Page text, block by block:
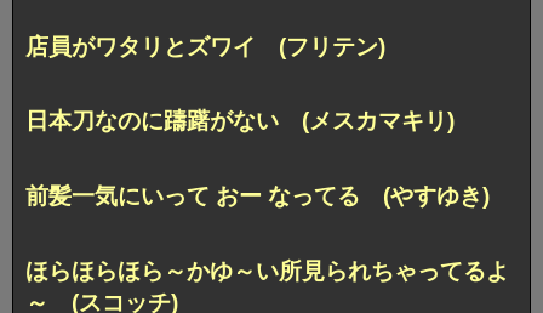
店員がワタリとズワイ (フリテン)
日本刀なのに躊躇がない (メスカマキリ)
前髪一気にいって おー なってる (やすゆき)
ほらほらほら～かゆ～い所見られちゃってるよ
～ (スコッチ)